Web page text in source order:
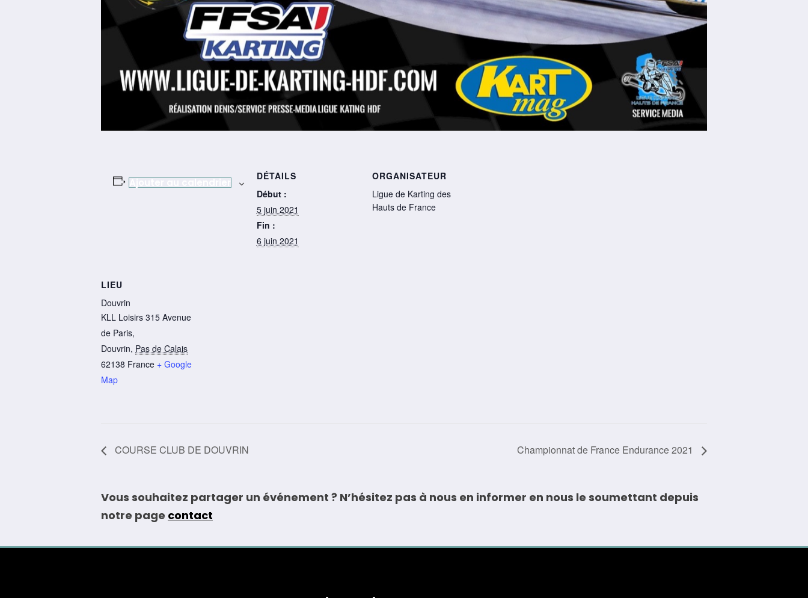
DÉTAILS
Début :
5 juin 2021
Fin :
6 juin 2021
ORGANISATEUR
Ligue de Karting des
Hauts de France
LIEU
Douvrin
KLL Loisirs 315 Avenue
de Paris,
Douvrin, Pas de Calais
62138 France + Google
Map
COURSE CLUB DE DOUVRIN Championnat de France Endurance 2021
Vous souhaitez partager un événement ? N’hésitez pas à nous en informer en nous le soumettant depuis
notre page contact